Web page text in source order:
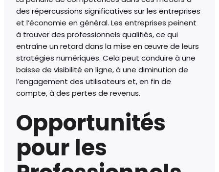
des répercussions significatives sur les entreprises
et l’économie en général. Les entreprises peinent
à trouver des professionnels qualifiés, ce qui
entraîne un retard dans la mise en œuvre de leurs
stratégies numériques. Cela peut conduire à une
baisse de visibilité en ligne, à une diminution de
l’engagement des utilisateurs et, en fin de
compte, à des pertes de revenus.
Opportunités
pour les